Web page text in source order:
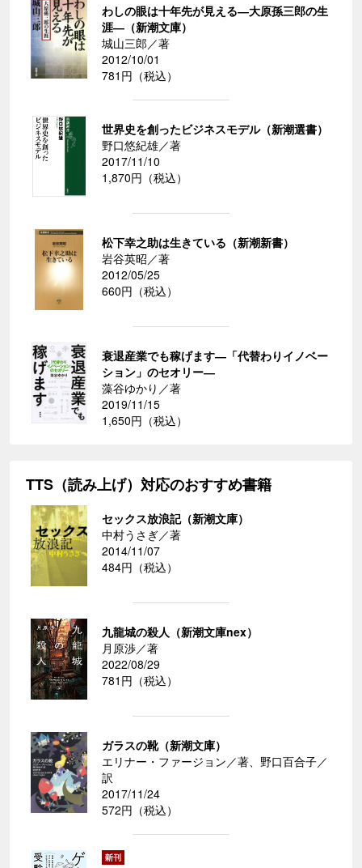
わしの眼は十年先が見える―大原孫三郎の生
涯―（新潮文庫）
城山三郎／著
2012/10/01
781円（税込）
世界史を創ったビジネスモデル（新潮選書）
野口悠紀雄／著
2017/11/10
1,870円（税込）
松下幸之助は生きている（新潮新書）
岩谷英昭／著
2012/05/25
660円（税込）
衰退産業でも稼げます―「代替わりイノベー
ション」のセオリー―
藻谷ゆかり／著
2019/11/15
1,650円（税込）
TTS（読み上げ）対応のおすすめ書籍
セックス放浪記（新潮文庫）
中村うさぎ／著
2014/11/07
484円（税込）
九龍城の殺人（新潮文庫nex）
月原渉／著
2022/08/29
781円（税込）
ガラスの靴（新潮文庫）
エリナー・ファージョン／著、野口百合子／
訳
2017/11/24
572円（税込）